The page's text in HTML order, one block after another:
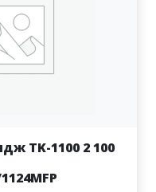
TK-1100 2 100